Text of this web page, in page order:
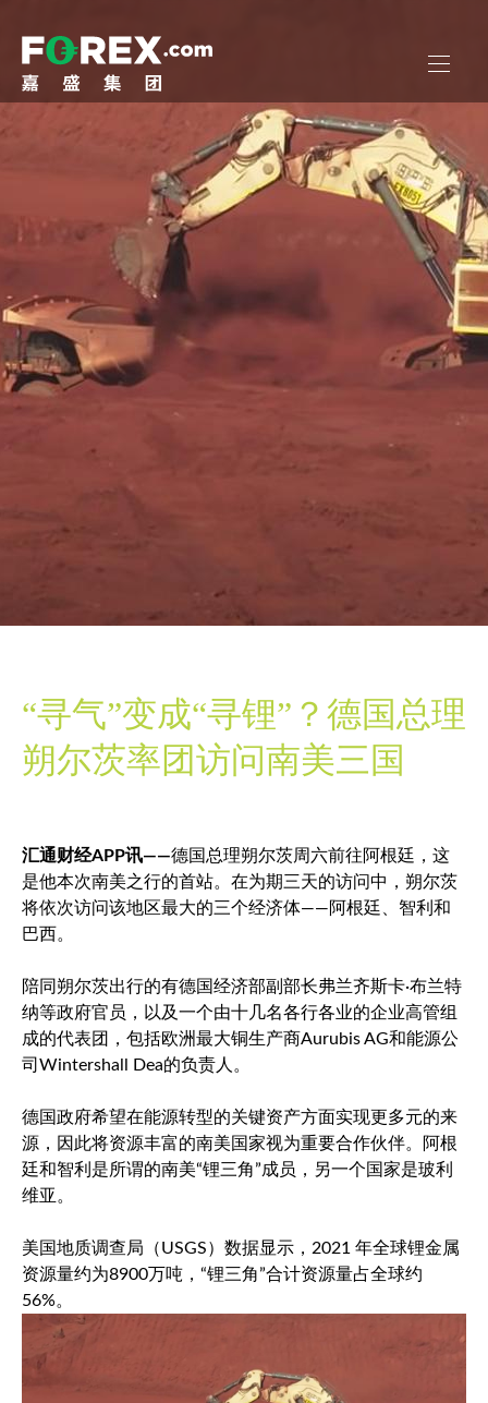
“寻气”变成“寻锂”？德国总理
朔尔茨率团访问南美三国
汇通财经APP讯——德国总理朔尔茨周六前往阿根廷，这
是他本次南美之行的首站。在为期三天的访问中，朔尔茨
将依次访问该地区最大的三个经济体——阿根廷、智利和
巴西。
陪同朔尔茨出行的有德国经济部副部长弗兰齐斯卡·布兰特
纳等政府官员，以及一个由十几名各行各业的企业高管组
成的代表团，包括欧洲最大铜生产商Aurubis AG和能源公
司Wintershall Dea的负责人。
德国政府希望在能源转型的关键资产方面实现更多元的来
源，因此将资源丰富的南美国家视为重要合作伙伴。阿根
廷和智利是所谓的南美“锂三角”成员，另一个国家是玻利
维亚。
美国地质调查局（USGS）数据显示，2021 年全球锂金属
资源量约为8900万吨，“锂三角”合计资源量占全球约
56%。